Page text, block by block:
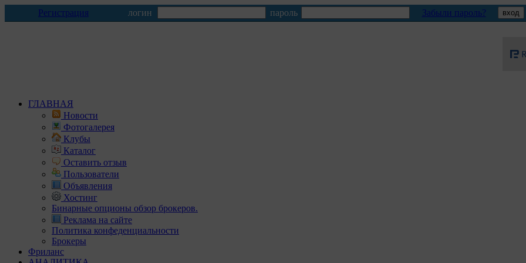
Регистрация логин пароль Забыли пароль?
ГЛАВНАЯ
Новости
Фотогалерея
Клубы
Каталог
Оставить отзыв
Пользователи
Объявления
Хостинг
Бинарные опционы обзор брокеров.
Реклама на сайте
Политика конфеденциальности
Брокеры
Фриланс